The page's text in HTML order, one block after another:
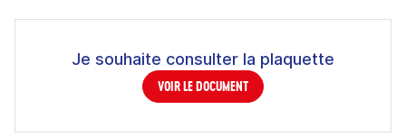
Je souhaite consulter la plaquette
VOIR LE DOCUMENT